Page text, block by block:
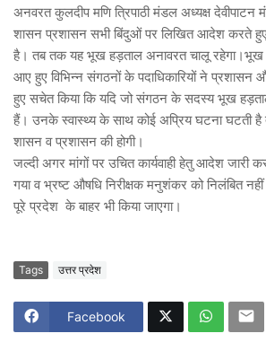
अनवरत कुलदीप मणि त्रिपाठी मंडल अध्यक्ष
शासन प्रशासन सभी बिंदुओं पर लिखित आदेश करते हुए
है। तब तक यह भूख हड़ताल अनावरत चालू रहेगा।भूख
आए हुए विभिन्न संगठनों के पदाधिकारियों ने प्रशासन
हुए सचेत किया कि यदि जो संगठन के सदस्य भूख
हैं। उनके स्वास्थ्य के साथ कोई अप्रिय घटना घटती है
शासन व प्रशासन की होगी।
जल्दी अगर मांगों पर उचित कार्यवाही हेतु आदेश जारी
गया व भ्रष्ट औषधि निरीक्षक मनुशंकर को निलंबित
पूरे प्रदेश के बाहर भी किया जाएगा।
Tags उत्तर प्रदेश
Facebook